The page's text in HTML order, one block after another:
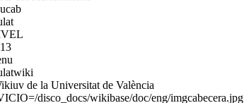
de la Universitat de València
disco_docs/wikibase/doc/eng/imgcabecera.jpg